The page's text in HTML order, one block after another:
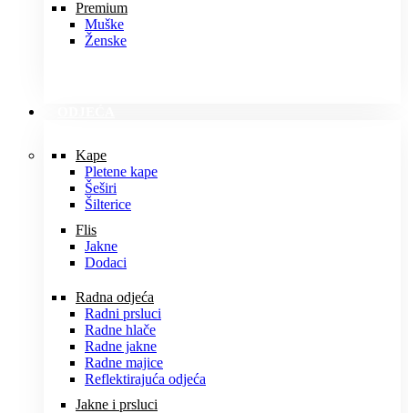
Premium
Muške
Ženske
Kape
Pletene kape
Šeširi
Šilterice
Flis
Jakne
Dodaci
Radna odjeća
Radni prsluci
Radne hlače
Radne jakne
Radne majice
Reflektirajuća odjeća
Jakne i prsluci